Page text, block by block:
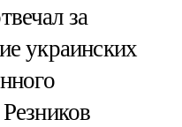
за
украинских